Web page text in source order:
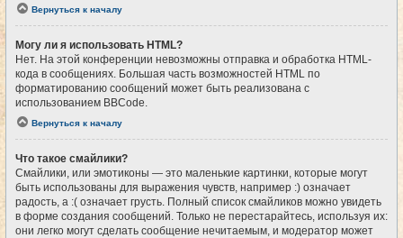
Вернуться к началу
Могу ли я использовать HTML?
Нет. На этой конференции невозможны отправка и обработка HTML-
кода в сообщениях. Большая часть возможностей HTML по
форматированию сообщений может быть реализована с
использованием BBCode.
Вернуться к началу
Что такое смайлики?
Смайлики, или эмотиконы — это маленькие картинки, которые могут
быть использованы для выражения чувств, например :) означает
радость, а :( означает грусть. Полный список смайликов можно увидеть
в форме создания сообщений. Только не перестарайтесь, используя их:
они легко могут сделать сообщение нечитаемым, и модератор может